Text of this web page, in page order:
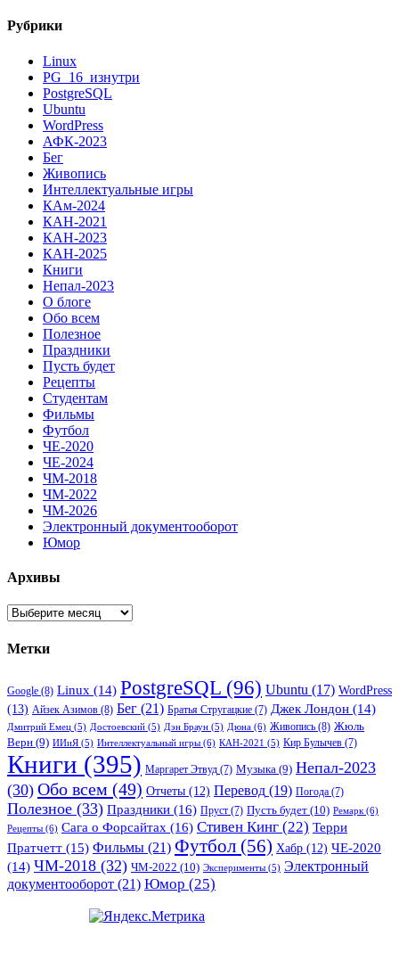
Рубрики
Linux
PG_16_изнутри
PostgreSQL
Ubuntu
WordPress
АФК-2023
Бег
Живопись
Интеллектуальные игры
КАм-2024
КАН-2021
КАН-2023
КАН-2025
Книги
Непал-2023
О блоге
Обо всем
Полезное
Праздники
Пусть будет
Рецепты
Студентам
Фильмы
Футбол
ЧЕ-2020
ЧЕ-2024
ЧМ-2018
ЧМ-2022
ЧМ-2026
Электронный документооборот
Юмор
Архивы
Архивы
Метки
Google (8) Linux (14) PostgreSQL (96) Ubuntu (17) WordPress
(13) Айзек Азимов (8) Бег (21) Братья Стругацкие (7) Джек Лондон (14)
Дмитрий Емец (5) Достоевский (5) Дэн Браун (5) Дюна (6) Живопись (8) Жюль
Верн (9) ИИиЯ (5) Интеллектуальный игры (6) КАН-2021 (5) Кир Булычев (7)
Книги (395) Маргарет Этвуд (7) Музыка (9) Непал-2023
(30) Обо всем (49) Отчеты (12) Перевод (19) Погода (7)
Полезное (33) Праздники (16) Пруст (7) Пусть будет (10) Ремарк (6)
Рецепты (6) Сага о Форсайтах (16) Стивен Кинг (22) Терри
Пратчетт (15) Фильмы (21) Футбол (56) Хабр (12) ЧЕ-2020
(14) ЧМ-2018 (32) ЧМ-2022 (10) Эксперименты (5) Электронный
документооборот (21) Юмор (25)